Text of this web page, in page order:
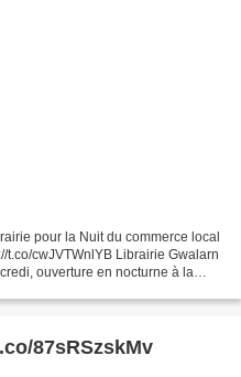
pour la Nuit du commerce local
cwJVTWnlYB Librairie Gwalarn
ouverture en nocturne à la
87sRSzskMv